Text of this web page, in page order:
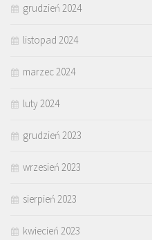
grudzień 2024
listopad 2024
marzec 2024
luty 2024
grudzień 2023
wrzesień 2023
sierpień 2023
kwiecień 2023